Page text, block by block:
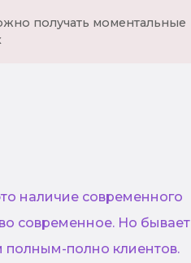
получать моментальные
наличие современного
современное. Но
полным-полно клиентов.